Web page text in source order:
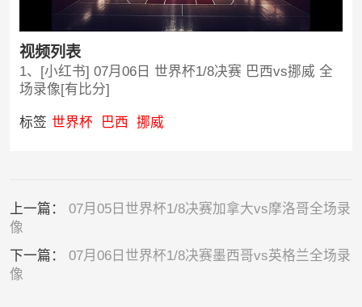
视频列表
1、[小红书] 07月06日 世界杯1/8决赛 巴西vs挪威 全
场录像[有比分]
标签 世界杯 巴西 挪威
上一篇： 07月05日世界杯1/8决赛加拿大vs摩洛哥全场录
像
下一篇： 07月06日世界杯1/8决赛墨西哥vs英格兰全场录
像